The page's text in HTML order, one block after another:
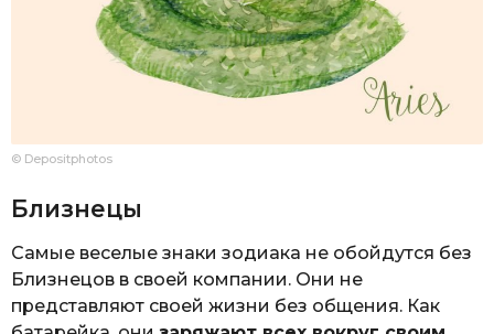
© Depositphotos
Близнецы
Самые веселые знаки зодиака не обойдутся без
Близнецов в своей компании. Они не
представляют своей жизни без общения. Как